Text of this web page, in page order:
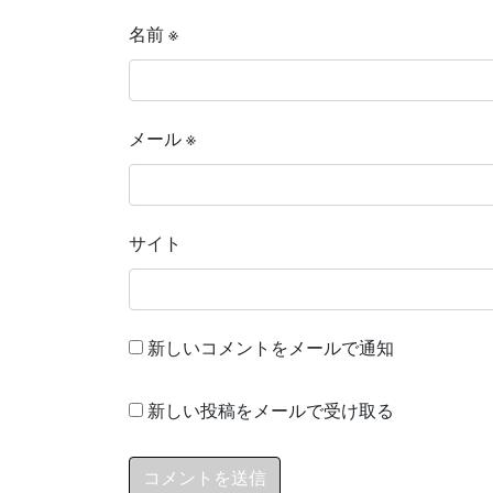
名前※
メール※
サイト
新しいコメントをメールで通知
新しい投稿をメールで受け取る